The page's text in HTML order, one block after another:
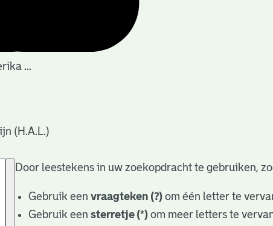
...
(H.A.L.)
Door leestekens in uw zoekopdracht te gebruiken,
Gebruik eenvraagteken (?) om één letter te
Gebruik eensterretje (*) om meer letters te